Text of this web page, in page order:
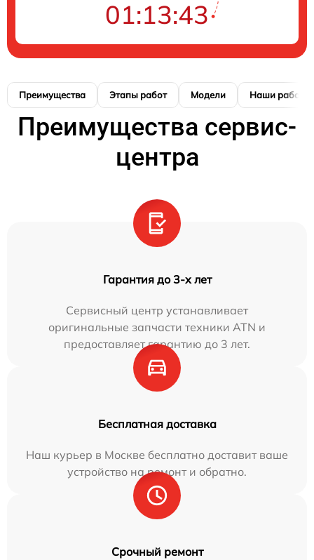
01:13:42
Преимущества Этапы работ Модели Наши работы
Преимущества сервис-
центра
Гарантия до 3-х лет
Сервисный центр устанавливает
оригинальные запчасти техники ATN и
предоставляет гарантию до 3 лет.
Бесплатная доставка
Наш курьер в Москве бесплатно доставит ваше
устройство на ремонт и обратно.
Срочный ремонт